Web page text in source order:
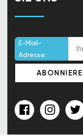
E-Mail-
Adresse: